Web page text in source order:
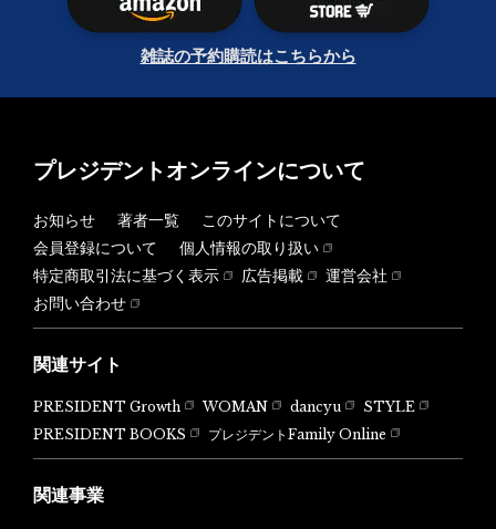
雑誌の予約購読はこちらから
プレジデントオンラインについて
お知らせ 著者一覧
このサイトについて
会員登録について
個人情報の取り扱い
特定商取引法に基づく表示
広告掲載
運営会社
お問い合わせ
関連サイト
PRESIDENT Growth WOMAN dancyu
STYLE
PRESIDENT BOOKS
プレジデントFamily Online
関連事業